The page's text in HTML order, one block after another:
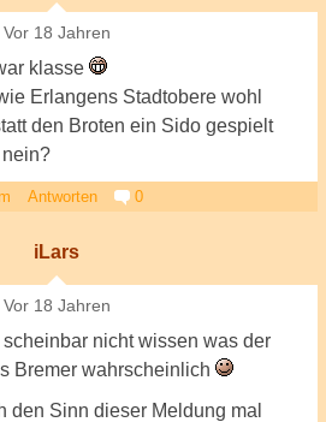
Vor 18 Jahren
klasse
Erlangens Stadtobere wohl
den Broten ein Sido gespielt
nein?
Antworten 0
iLars
Vor 18 Jahren
nicht wissen was der
Bremer wahrscheinlich
den Sinn dieser Meldung mal